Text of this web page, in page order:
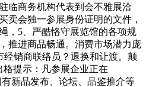
临商务机构代表到会不雅展洽
卖会独一参展身份证明的文件，
，5、严酷恪守展览馆的各项规
推进商品畅通。消费市场潜力庞
经销商联络员？退换和让渡。颠
提示：凡参展企业正在
新品发布、论坛、品鉴推介等